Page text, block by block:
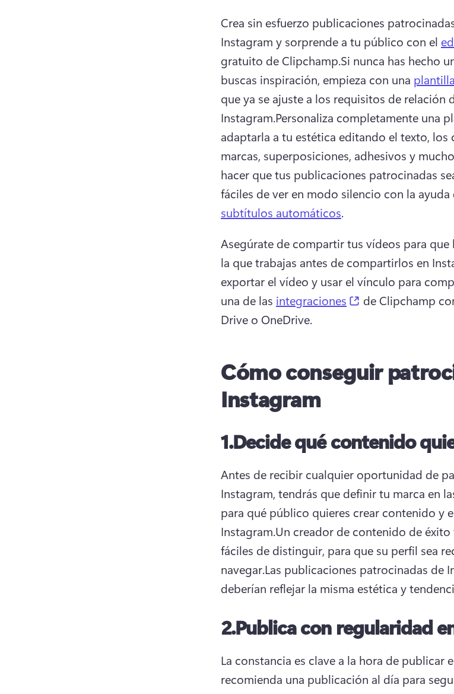
Crea sin esfuerzo publicaciones
Instagram y sorprende a tu público con el
gratuito de Clipchamp.Si nunca has hecho
buscas inspiración, empieza con una
que ya se ajuste a los requisitos de relación
Instagram.Personaliza completamente una
adaptarla a tu estética editando el texto, los
marcas, superposiciones, adhesivos y
hacer que tus publicaciones patrocinadas
fáciles de ver en modo silencio con la ayuda
subtítulos automáticos.
Asegúrate de compartir tus vídeos para que
la que trabajas antes de compartirlos en
exportar el vídeo y usar el vínculo para
una de las integraciones (opens in a new
de Clipchamp
Drive o OneDrive.
Cómo conseguir
Instagram
1.Decide qué contenido
Antes de recibir cualquier oportunidad de
Instagram, tendrás que definir tu marca en
para qué público quieres crear contenido y
Instagram.Un creador de contenido de
fáciles de distinguir, para que su perfil sea
navegar.Las publicaciones patrocinadas de
deberían reflejar la misma estética y
2.Publica con regularidad
La constancia es clave a la hora de publicar
recomienda una publicación al día para